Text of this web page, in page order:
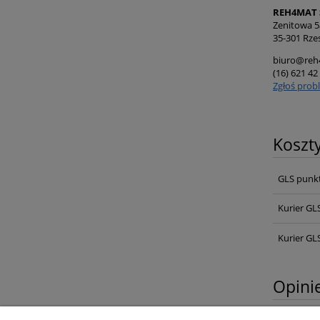
Zenitowa
35-301
(16) 621 42
Zgłoś
GLS
Kurier
Kurier